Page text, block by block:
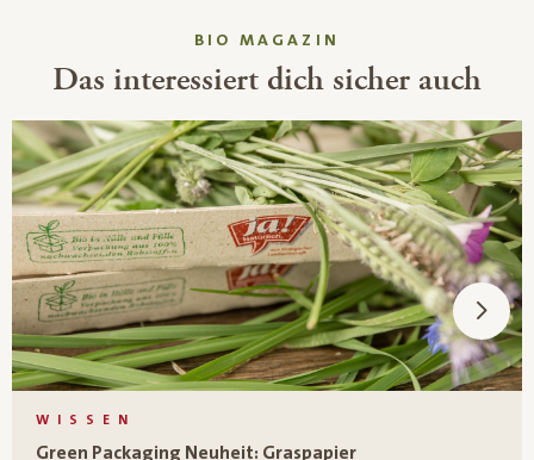
BIO MAGAZIN
Das interessiert dich sicher auch
WISSEN
Green Packaging Neuheit: Graspapier